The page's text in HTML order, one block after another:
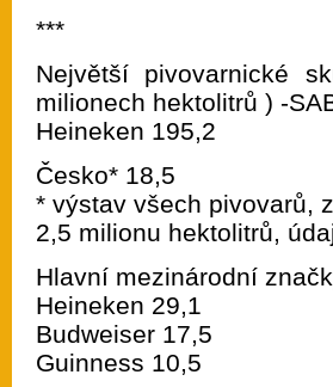
***
Největší pivovarnické
milionech hektolitrů ) -
Heineken 195,2
Česko* 18,5
* výstav všech pivovarů,
2,5 milionu hektolitrů,
Hlavní mezinárodní
Heineken 29,1
Budweiser 17,5
Guinness 10,5